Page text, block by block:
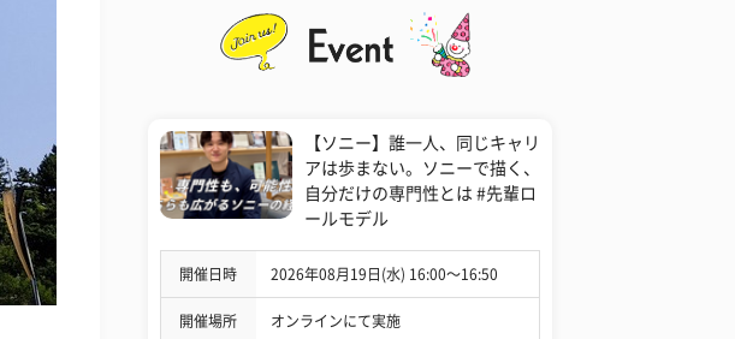
【ソニー】誰一人、同じキャリ
アは歩まない。ソニーで描く、
自分だけの専門性とは #先輩ロ
ールモデル
開催日時 2026年08月19日(水) 16:00〜16:50
開催場所 オンラインにて実施